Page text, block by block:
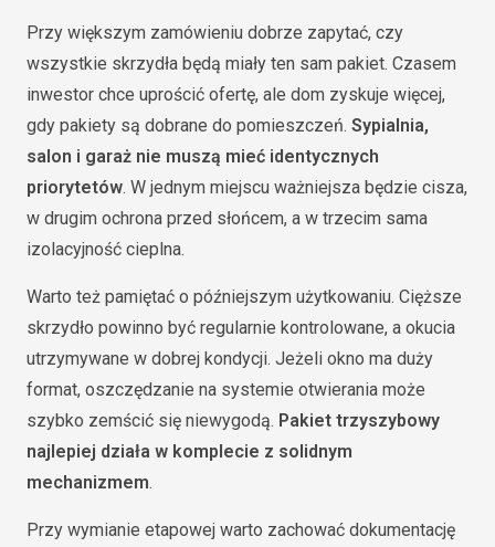
Przy większym zamówieniu dobrze zapytać, czy
wszystkie skrzydła będą miały ten sam pakiet. Czasem
inwestor chce uprościć ofertę, ale dom zyskuje więcej,
gdy pakiety są dobrane do pomieszczeń. Sypialnia,
salon i garaż nie muszą mieć identycznych
priorytetów. W jednym miejscu ważniejsza będzie cisza,
w drugim ochrona przed słońcem, a w trzecim sama
izolacyjność cieplna.
Warto też pamiętać o późniejszym użytkowaniu. Cięższe
skrzydło powinno być regularnie kontrolowane, a okucia
utrzymywane w dobrej kondycji. Jeżeli okno ma duży
format, oszczędzanie na systemie otwierania może
szybko zemścić się niewygodą. Pakiet trzyszybowy
najlepiej działa w komplecie z solidnym
mechanizmem.
Przy wymianie etapowej warto zachować dokumentację